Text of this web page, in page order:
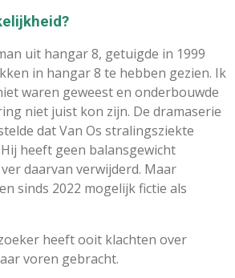
uit hangar 8, getuigde in 1999
in hangar 8 te hebben gezien. Ik
waren geweest en onderbouwde
niet juist kon zijn. De dramaserie
dat Van Os stralingsziekte
heeft geen balansgewicht
daarvan verwijderd. Maar
sinds 2022 mogelijk fictie als
heeft ooit klachten over
voren gebracht.